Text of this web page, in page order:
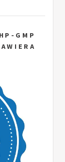
GMP